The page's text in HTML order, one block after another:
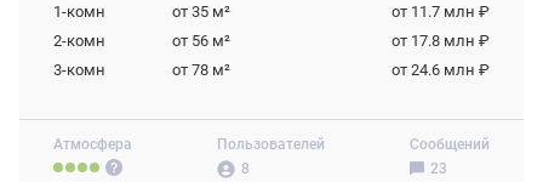
Атмосфера
Пользователей
8
Сообщений
23
1-комн
от 35 м²
от 11.7 млн ₽
2-комн
от 56 м²
от 17.8 млн ₽
3-комн
от 78 м² от 24.6 млн ₽